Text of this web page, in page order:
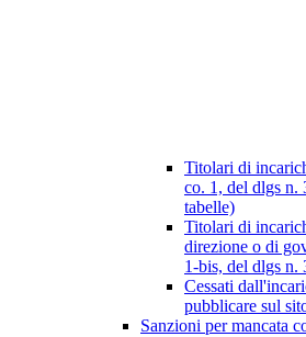
Titolari di
co. 1, del dlgs n.
tabelle)
Titolari di
direzione o di
1-bis, del dlgs n.
Cessati
pubblicare sul
Sanzioni per mancata